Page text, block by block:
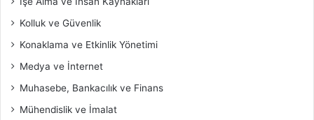
Kolluk ve Güvenlik
Konaklama ve Etkinlik Yönetimi
Medya ve İnternet
Muhasebe, Bankacılık ve Finans
Mühendislik ve İmalat